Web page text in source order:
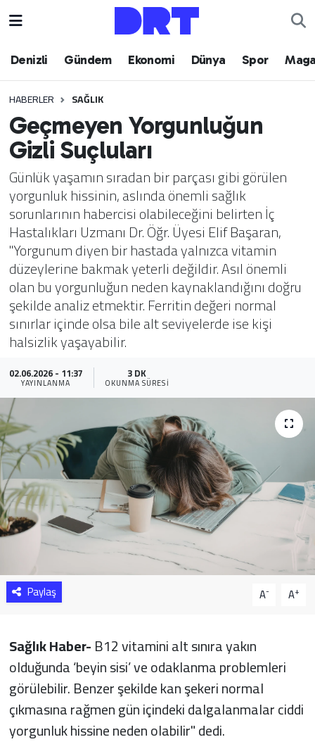
Denizli Gündem Ekonomi Dünya Spor
HABERLER SAĞLIK
Geçmeyen Yorgunluğun
Gizli Suçluları
Günlük yaşamın sıradan bir parçası gibi görülen
yorgunluk hissinin, aslında önemli sağlık
sorunlarının habercisi olabileceğini belirten İç
Hastalıkları Uzmanı Dr. Öğr. Üyesi Elif Başaran,
"Yorgunum diyen bir hastada yalnızca vitamin
düzeylerine bakmak yeterli değildir. Asıl önemli
olan bu yorgunluğun neden kaynaklandığını doğru
şekilde analiz etmektir. Ferritin değeri normal
sınırlar içinde olsa bile alt seviyelerde ise kişi
halsizlik yaşayabilir.
02.06.2026 - 11:37
YAYINLANMA
3 DK
OKUNMA SÜRESI
Paylaş A- A+
Sağlık Haber-B12 vitamini alt sınıra yakın
olduğunda ‘beyin sisi’ ve odaklanma problemleri
görülebilir. Benzer şekilde kan şekeri normal
çıkmasına rağmen gün içindeki dalgalanmalar ciddi
yorgunluk hissine neden olabilir" dedi.
Denizli
Ekonomi
Dünya
Spor
Magazin
Teknoloji
Yaşam
Sağlık
Yazarlar
Resmi Reklam
Hava Durumu
Trafik Durumu
Puan Durumu ve Fikstür
Tüm Manşetler
Son Dakika Haberleri
Haber Arşivi